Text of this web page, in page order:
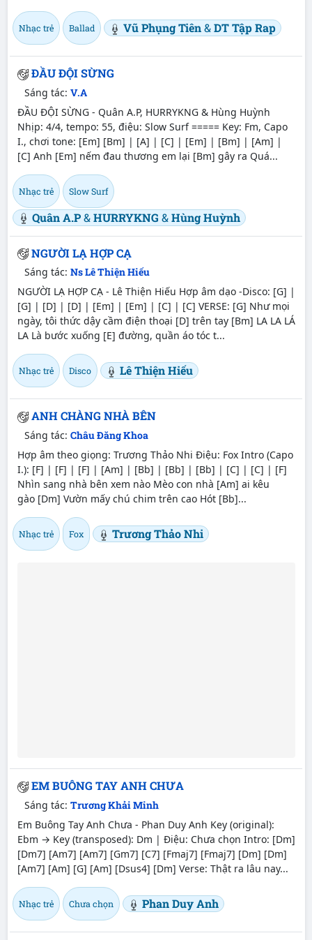
Nhạc trẻ Ballad Vũ Phụng Tiên&DT Tập Rap
ĐẦU ĐỘI SỪNG
Sáng tác: V.A
ĐẦU ĐỘI SỪNG - Quân A.P, HURRYKNG & Hùng Huỳnh
Nhịp: 4/4, tempo: 55, điệu: Slow Surf ===== Key: Fm, Capo
I., chơi tone: [Em] [Bm] | [A] | [C] | [Em] | [Bm] | [Am] |
[C] Anh [Em] nếm đau thương em lại [Bm] gây ra Quá...
Nhạc trẻ Slow Surf
Quân A.P&HURRYKNG &Hùng Huỳnh
NGƯỜI LẠ HỢP CẠ
Sáng tác: Ns Lê Thiện Hiếu
NGƯỜI LẠ HỢP CẠ - Lê Thiện Hiếu Hợp âm dạo -Disco: [G] |
[G] | [D] | [D] | [Em] | [Em] | [C] | [C] VERSE: [G] Như mọi
ngày, tôi thức dậy cầm điện thoại [D] trên tay [Bm] LA LA LÁ
LA Là bước xuống [E] đường, quần áo tóc t...
Nhạc trẻ Disco Lê Thiện Hiếu
ANH CHÀNG NHÀ BÊN
Sáng tác: Châu Đăng Khoa
Hợp âm theo giọng: Trương Thảo Nhi Điệu: Fox Intro (Capo
I.): [F] | [F] | [F] | [Am] | [Bb] | [Bb] | [Bb] | [C] | [C] | [F]
Nhìn sang nhà bên xem nào Mèo con nhà [Am] ai kêu
gào [Dm] Vườn mấy chú chim trên cao Hót [Bb]...
Nhạc trẻ Fox Trương Thảo Nhi
EM BUÔNG TAY ANH CHƯA
Sáng tác: Trương Khải Minh
Em Buông Tay Anh Chưa - Phan Duy Anh Key (original):
Ebm → Key (transposed): Dm | Điệu: Chưa chọn Intro: [Dm]
[Dm7] [Am7] [Am7] [Gm7] [C7] [Fmaj7] [Fmaj7] [Dm] [Dm]
[Am7] [Am] [G] [Am] [Dsus4] [Dm] Verse: Thật ra lâu nay...
Nhạc trẻ Chưa chọn Phan Duy Anh